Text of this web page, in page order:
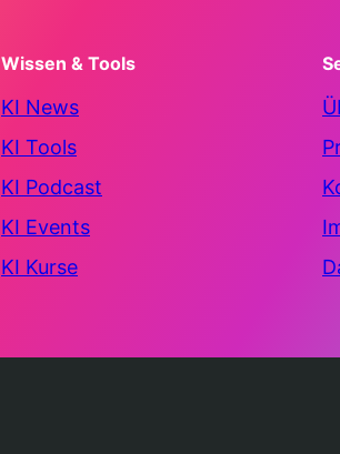
Wissen & Tools
KI News
KI Tools
KI Podcast
KI Events
KI Kurse